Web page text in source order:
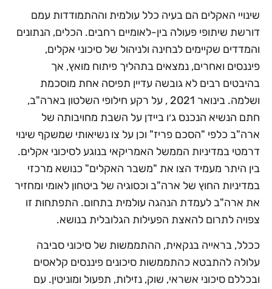
שינויי האקלים הם בעיה כלל עולמית וההתמודדות עמם
דורשת שיתופי פעולה בין-לאומיים רחבים. הכלים, הנתונים
והמדדים שקיימים לבחינה ולניהול של סיכוני אקלים,
פיננסים ואחרים, נמצאים בתהליך פיתוח מואץ, אך
בהיבטים רבים לא גובשה עדיין תפיסה אחת מוסכמת
ושלמה. בינואר 2021 , על רקע חילופי השלטון בארה"ב,
חתם הנשיא הנכנס ג׳ו ביידן על השבת מחויבותה של
ארה"ב כלפי "הסכם פריז" וכן על צו נשיאותי שמשקף שינוי
דרמטי במדיניות הממשל האמריקאי בנוגע לסיכוני אקלים.
בין היתר מעמיד הצו את "משבר האקלים" כנושא מרכזי
במדיניות החוץ של ארה"ב וכסוגיה של ביטחון לאומי ומחזיר
את ארה"ב לעמדת הנהגה עולמית בתחום. התפתחות זו
צפויה לתרום להאצת הפעילות הגלובלית בנושא.
ככלל, בראייה בנקאית, ההתממשות של סיכוני סביבה
עלולה להתבטא כהתממשות סיכונים פיננסים קלאסים
ובכללם סיכוני אשראי, שוק, נזילות, תפעול ומוניטין. עם